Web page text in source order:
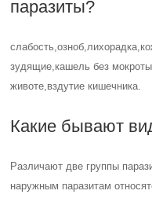
паразиты?
зудящие,кашель без
животе,вздутие кишечника.
Какие бывают
Различают две группы
наружным паразитам